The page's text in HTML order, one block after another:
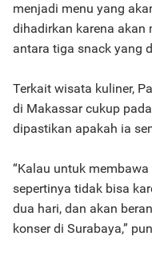
menjadi menu yang
dihadirkan karena akan
antara tiga snack yang
Terkait wisata kuliner,
di Makassar cukup
dipastikan apakah ia
“Kalau untuk
sepertinya tidak bisa
dua hari, dan akan
konser di Surabaya,”